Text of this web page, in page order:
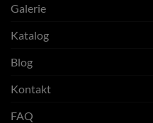
Galerie
Katalog
Blog
Kontakt
FAQ